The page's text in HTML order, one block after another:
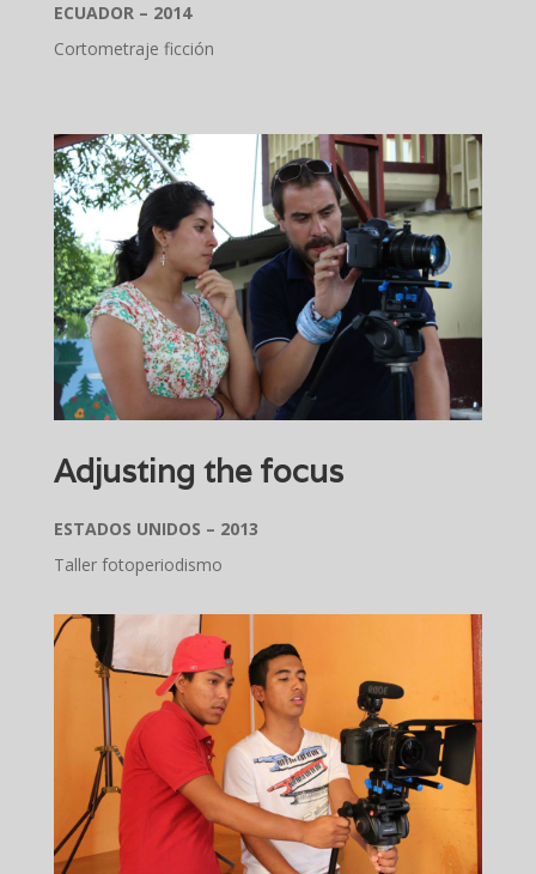
ECUADOR – 2014
Cortometraje ficción
Adjusting the focus
ESTADOS UNIDOS – 2013
Taller fotoperiodismo